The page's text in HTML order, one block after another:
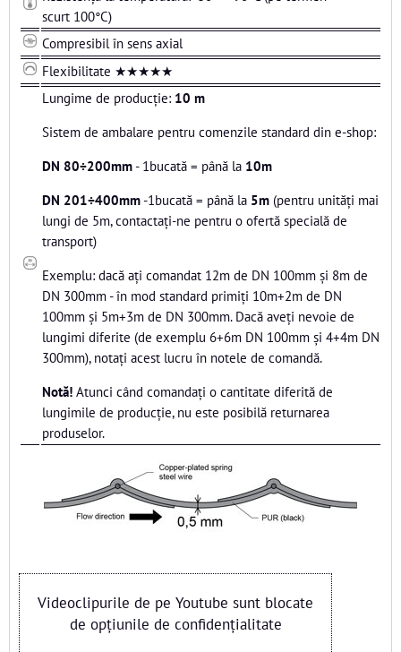
scurt 100°C)
Compresibil în sens axial
Flexibilitate ★★★★★
Lungime de producție: 10 m
Sistem de ambalare pentru comenzile standard din e-shop:
DN 80÷200mm- 1bucată = până la 10m
DN 201÷400mm-1bucată = până la 5m (pentru unități mai
lungi de 5m, contactați-ne pentru o ofertă specială de
transport)
Exemplu: dacă ați comandat 12m de DN 100mm și 8m de
DN 300mm - în mod standard primiți 10m+2m de DN
100mm și 5m+3m de DN 300mm. Dacă aveți nevoie de
lungimi diferite (de exemplu 6+6m DN 100mm și 4+4m DN
300mm), notați acest lucru în notele de comandă.
Notă! Atunci când comandați o cantitate diferită de
lungimile de producție, nu este posibilă returnarea
produselor.
Videoclipurile de pe Youtube sunt blocate
de opțiunile de confidențialitate